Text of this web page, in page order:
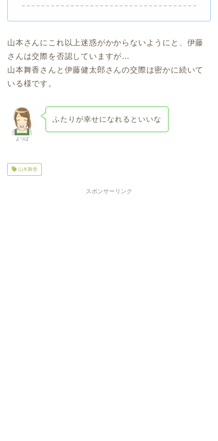
山本さんにこれ以上迷惑がかからないようにと、伊藤
さんは交際を否認していますが…
山本舞香さんと伊藤健太郎さんの交際は密かに続いて
いる様です。
よつば
ふたりが幸せになれるといいな
山本舞香
スポンサーリンク